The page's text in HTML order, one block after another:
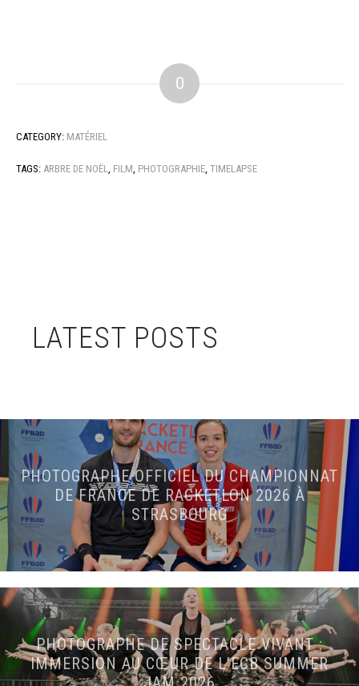
0
CATEGORY: MATÉRIEL
TAGS: ARBRE DE NOËL FILM PHOTOGRAPHIE TIMELAPSE
LATEST POSTS
PHOTOGRAPHE OFFICIEL DU CHAMPIONNAT
DE FRANCE DE RACKETLON 2026 À
STRASBOURG
PHOTOGRAPHE DE SPECTACLE VIVANT :
IMMERSION AU CŒUR DE L’ECB SUMMER